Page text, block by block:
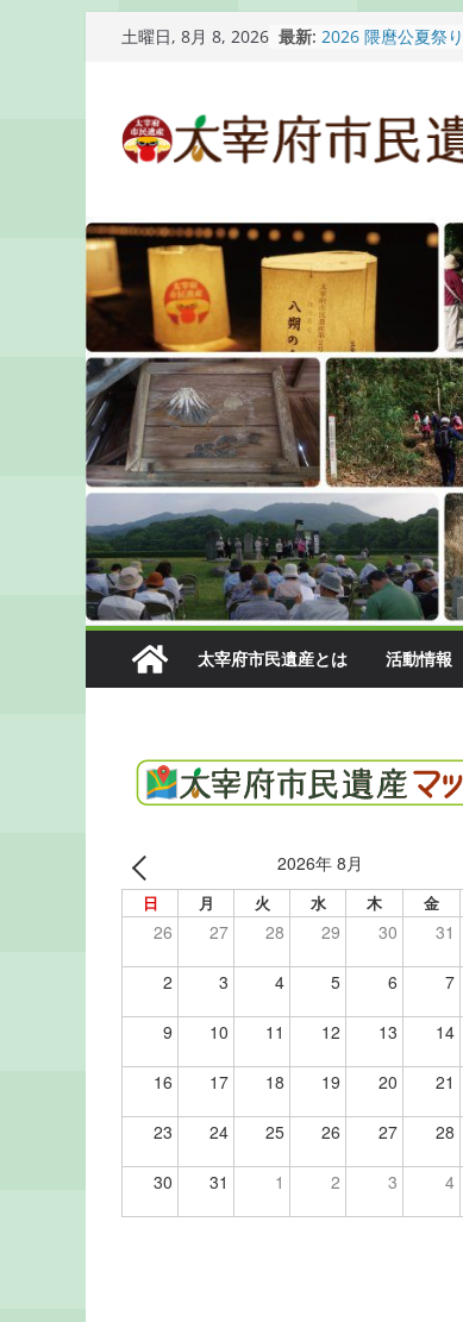
ス
ッ
プ
土曜日, 8月 8, 2026 最新: 2026 隈麿公夏祭
梅香苑夏まつり子
知らせ
太宰府市民遺産とは 活動情報
2026年 8月
日 月 火 水 木 金
26 27 28 29 30 31
2 3 4 5 6 7
9 10 11 12 13 14
16 17 18 19 20 21
23 24 25 26 27 28
30 31 1 2 3 4